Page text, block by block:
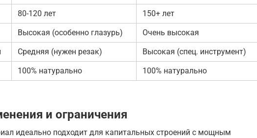
80-120 лет 150+ лет
Высокая (особенно глазурь) Очень высокая
Средняя (нужен резак) Высокая (спец. инструмент)
100% натурально 100% натурально
и ограничения
идеально подходит для капитальных строений с мощным